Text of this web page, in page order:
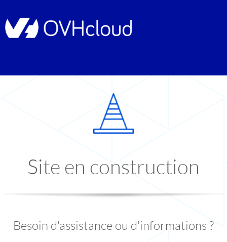
Site en construction
Besoin d'assistance ou d'informations ?